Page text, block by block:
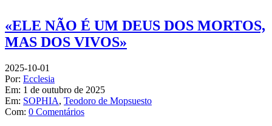
«ELE NÃO É UM DEUS DOS MORTOS,
MAS DOS VIVOS»
2025-10-01
Por: Ecclesia
Em: 1 de outubro de 2025
Em: SOPHIA, Teodoro de Mopsuesto
Com: 0 Comentários